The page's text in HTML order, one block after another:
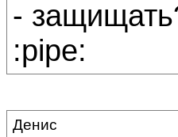
-
:pipe:
Денис